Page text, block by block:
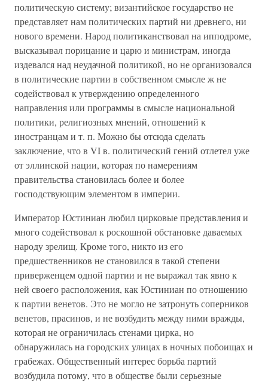
политическую систему; византийское государство не
представляет нам политических партий ни древнего, ни
нового времени. Народ политиканствовал на ипподроме,
высказывал порицание и царю и министрам, иногда
издевался над неудачной политикой, но не организовался
в политические партии в собственном смысле ж не
содействовал к утверждению определенного
направления или программы в смысле национальной
политики, религиозных мнений, отношений к
иностранцам и т. п. Можно бы отсюда сделать
заключение, что в VI в. политический гений отлетел уже
от эллинской нации, которая по намерениям
правительства становилась более и более
господствующим элементом в империи.
Император Юстиниан любил цирковые представления и
много содействовал к роскошной обстановке даваемых
народу зрелищ. Кроме того, никто из его
предшественников не становился в такой степени
приверженцем одной партии и не выражал так явно к
ней своего расположения, как Юстиниан по отношению
к партии венетов. Это не могло не затронуть соперников
венетов, прасинов, и не возбудить между ними вражды,
которая не ограничилась стенами цирка, но
обнаружилась на городских улицах в ночных побоищах и
грабежах. Общественный интерес борьба партий
возбудила потому, что в обществе были серьезные